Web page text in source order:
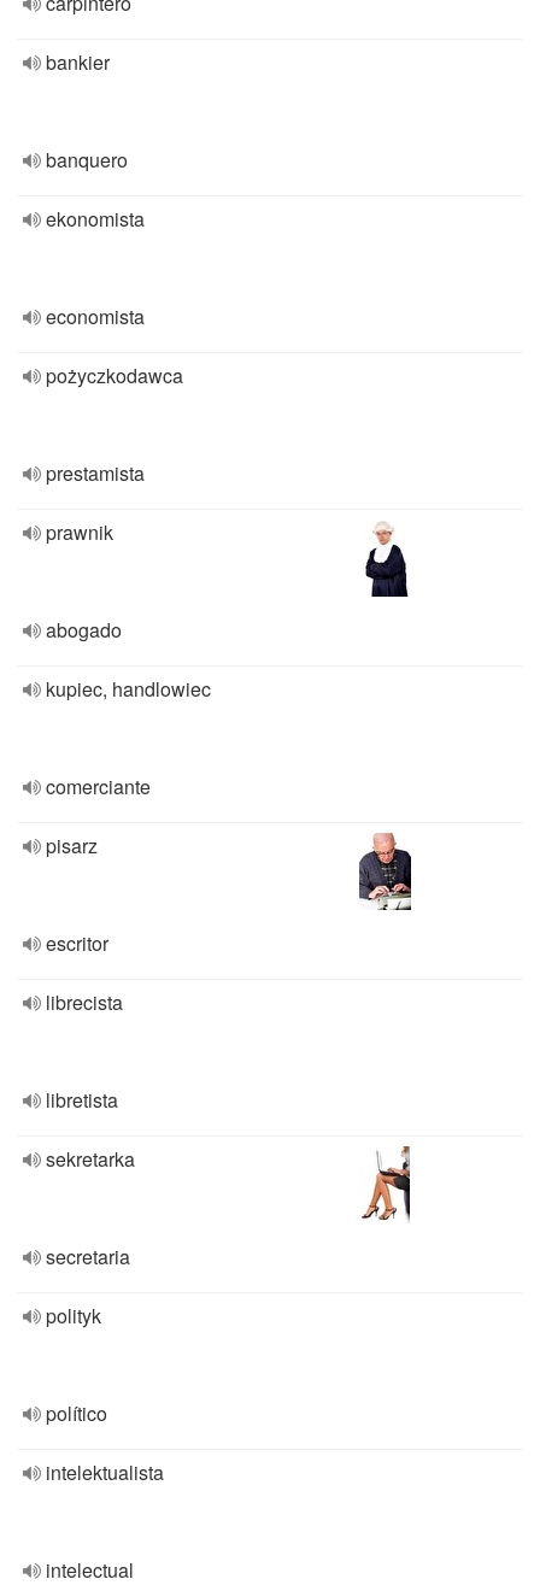
bankier
banquero
ekonomista
economista
pożyczkodawca
prestamista
prawnik
abogado
kupiec, handlowiec
comerciante
pisarz
escritor
librecista
libretista
sekretarka
secretaria
polityk
político
intelektualista
intelectual